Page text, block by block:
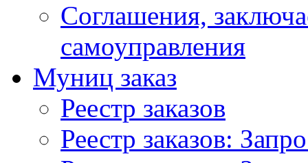
Соглашения,
самоуправления
Муниц заказ
Реестр заказов
Реестр заказов: